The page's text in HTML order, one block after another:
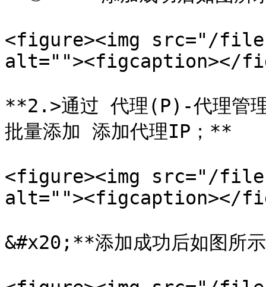
<figure><img src="/
alt=""><figcaption></
**2.>通过 代理(P)-代理管
批量添加 添加代理IP；**
<figure><img src="/files/
alt=""><figcaption></
&#x20;**添加成功后如图所